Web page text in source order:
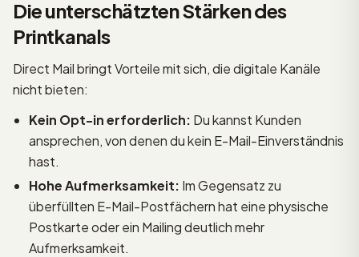
Die unterschätzten Stärken des
Printkanals
Direct Mail bringt Vorteile mit sich, die digitale Kanäle
nicht bieten:
Kein Opt-in erforderlich: Du kannst Kunden
ansprechen, von denen du kein E-Mail-Einverständnis
hast.
Hohe Aufmerksamkeit: Im Gegensatz zu
überfüllten E-Mail-Postfächern hat eine physische
Postkarte oder ein Mailing deutlich mehr
Aufmerksamkeit.